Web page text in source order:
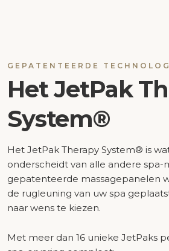
GEPATENTEERDE
Het JetPak
System®
Het JetPak Therapy System® is
onderscheidt van alle andere spa-
gepatenteerde massagepanelen
de rugleuning van uw spa
naar wens te kiezen.
Met meer dan 16 unieke JetPaks